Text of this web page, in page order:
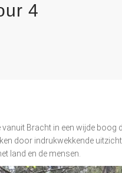
4
Bracht in een wijde
door indrukwekkende
land en de mensen.